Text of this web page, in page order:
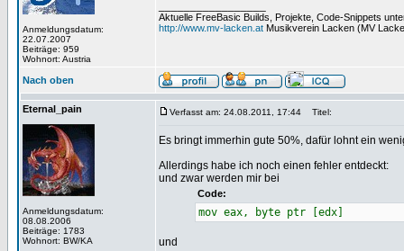
Anmeldungsdatum:
22.07.2007
Beiträge: 959
Wohnort: Austria
Aktuelle FreeBasic Builds, Projekte, Code-Snippets
http://www.mv-lacken.at Musikverein Lacken (MV
Nach oben
Eternal_pain
Anmeldungsdatum:
08.08.2006
Beiträge: 1783
Wohnort: BW/KA
Verfasst am: 24.08.2011, 17:44 Titel:
Es bringt immerhin gute 50%, dafür lohnt ein
Allerdings habe ich noch einen fehler entdeckt:
und zwar werden mir bei
Code:
mov eax, byte ptr [edx]
und